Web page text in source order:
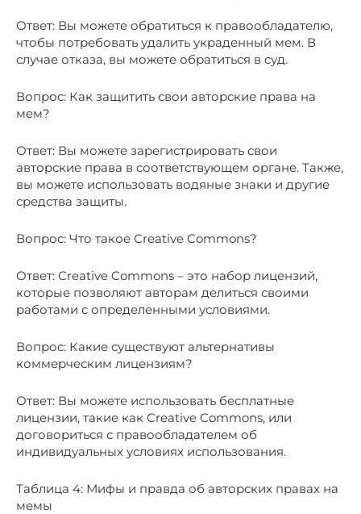
Ответ: Вы можете обратиться к правообладателю,
чтобы потребовать удалить украденный мем. В
случае отказа, вы можете обратиться в суд.
Вопрос: Как защитить свои авторские права на
мем?
Ответ: Вы можете зарегистрировать свои
авторские права в соответствующем органе. Также,
вы можете использовать водяные знаки и другие
средства защиты.
Вопрос: Что такое Creative Commons?
Ответ: Creative Commons – это набор лицензий,
которые позволяют авторам делиться своими
работами с определенными условиями.
Вопрос: Какие существуют альтернативы
коммерческим лицензиям?
Ответ: Вы можете использовать бесплатные
лицензии, такие как Creative Commons, или
договориться с правообладателем об
индивидуальных условиях использования.
Таблица 4: Мифы и правда об авторских правах на
мемы